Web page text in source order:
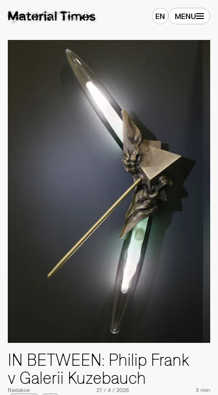
EN MENU
IN BETWEEN: Philip Frank
v Galerii Kuzebauch
Redakce 27 / 4 / 2026
3 min